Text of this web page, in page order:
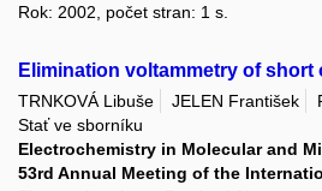
Rok: 2002, počet stran: 1 s.
Elimination voltammetry of
TRNKOVÁ Libuše JELEN František
Stať ve sborníku
Electrochemistry in Molecular and
53rd Annual Meeting of the